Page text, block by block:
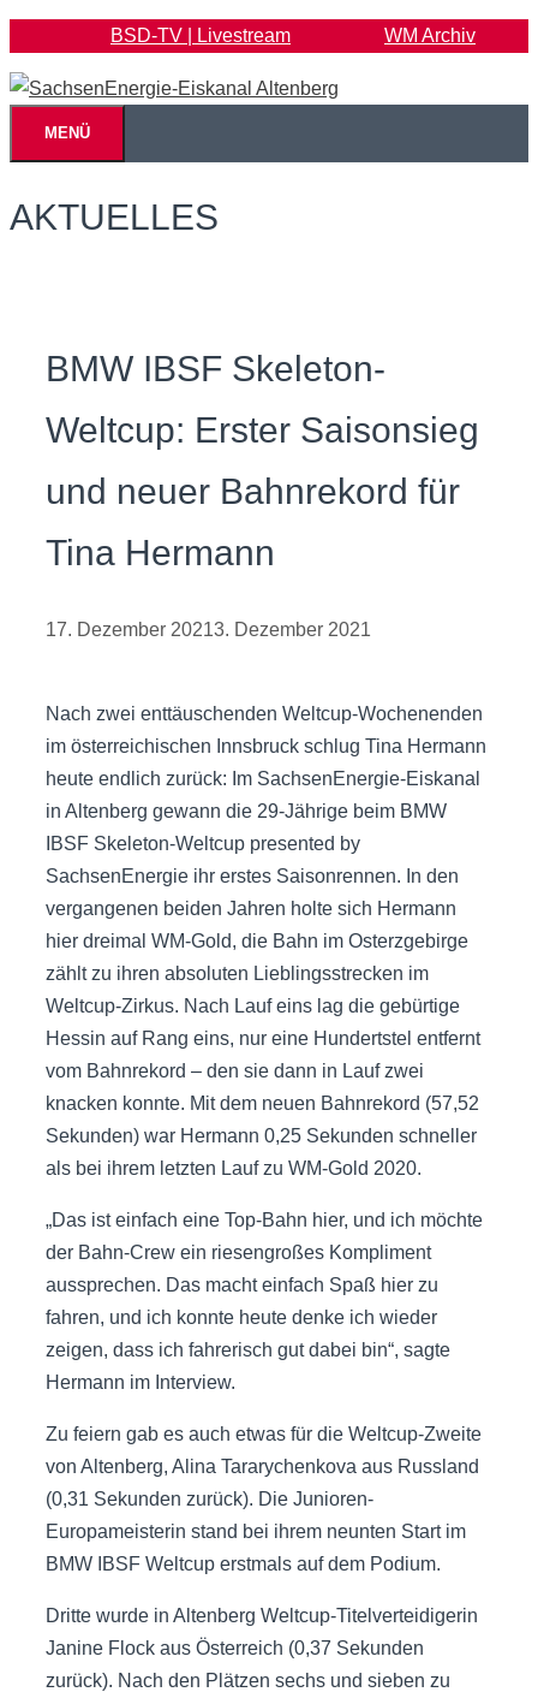
springen
BSD-TV | Livestream WM Archiv
MENÜ
AKTUELLES
BMW IBSF Skeleton-
Weltcup: Erster Saisonsieg
und neuer Bahnrekord für
Tina Hermann
17. Dezember 20213. Dezember 2021
Nach zwei enttäuschenden Weltcup-Wochenenden
im österreichischen Innsbruck schlug Tina Hermann
heute endlich zurück: Im SachsenEnergie-Eiskanal
in Altenberg gewann die 29-Jährige beim BMW
IBSF Skeleton-Weltcup presented by
SachsenEnergie ihr erstes Saisonrennen. In den
vergangenen beiden Jahren holte sich Hermann
hier dreimal WM-Gold, die Bahn im Osterzgebirge
zählt zu ihren absoluten Lieblingsstrecken im
Weltcup-Zirkus. Nach Lauf eins lag die gebürtige
Hessin auf Rang eins, nur eine Hundertstel entfernt
vom Bahnrekord – den sie dann in Lauf zwei
knacken konnte. Mit dem neuen Bahnrekord (57,52
Sekunden) war Hermann 0,25 Sekunden schneller
als bei ihrem letzten Lauf zu WM-Gold 2020.
„Das ist einfach eine Top-Bahn hier, und ich möchte
der Bahn-Crew ein riesengroßes Kompliment
aussprechen. Das macht einfach Spaß hier zu
fahren, und ich konnte heute denke ich wieder
zeigen, dass ich fahrerisch gut dabei bin“, sagte
Hermann im Interview.
Zu feiern gab es auch etwas für die Weltcup-Zweite
von Altenberg, Alina Tararychenkova aus Russland
(0,31 Sekunden zurück). Die Junioren-
Europameisterin stand bei ihrem neunten Start im
BMW IBSF Weltcup erstmals auf dem Podium.
Dritte wurde in Altenberg Weltcup-Titelverteidigerin
Janine Flock aus Österreich (0,37 Sekunden
zurück). Nach den Plätzen sechs und sieben zu